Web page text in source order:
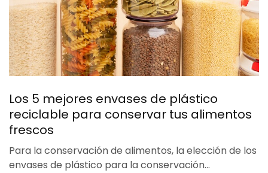
Los 5 mejores envases de plástico
reciclable para conservar tus alimentos
frescos
Para la conservación de alimentos, la elección de los
envases de plástico para la conservación…